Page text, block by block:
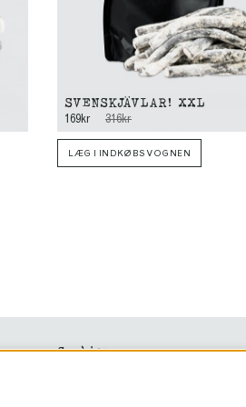
SVENSKJÄVLAR! XXL
169kr 316kr
LÆG I INDKØBSVOGNEN
Cookies